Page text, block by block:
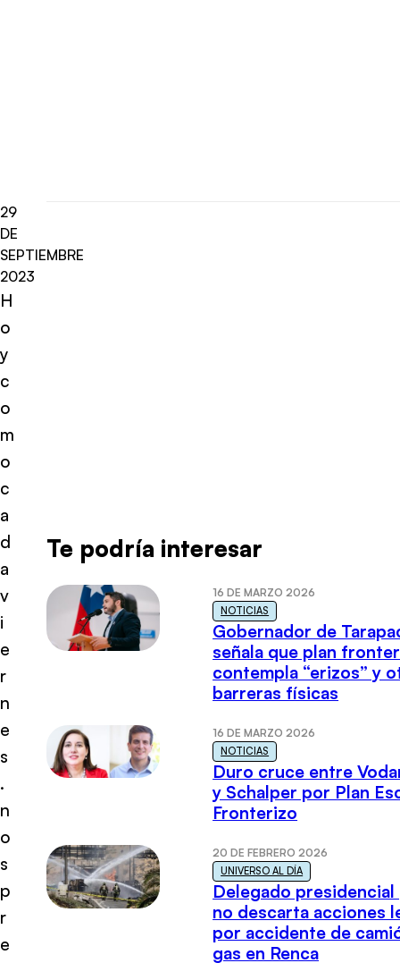
29
DE
SEPTIEMBRE
2023
H
o
y
c
o
m
o
c
a
d
a
v
i
e
r
n
e
s
.
n
o
s
p
r
e
Te podría interesar
16 DE MARZO 2026
NOTICIAS
Gobernador de
señala que plan
contempla “erizos” y
barreras físicas
16 DE MARZO 2026
NOTICIAS
Duro cruce entre
y Schalper por Plan
Fronterizo
20 DE FEBRERO 2026
UNIVERSO AL DÍA
Delegado presidencial
no descarta acciones
por accidente de
gas en Renca